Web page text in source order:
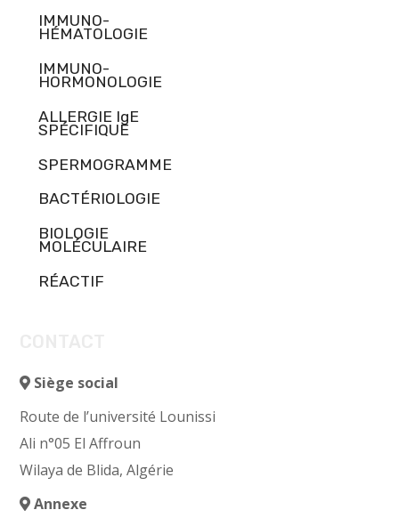
IMMUNO-
HÉMATOLOGIE
IMMUNO-
HORMONOLOGIE
ALLERGIE IgE
SPÉCIFIQUE
SPERMOGRAMME
BACTÉRIOLOGIE
BIOLOGIE
MOLÉCULAIRE
RÉACTIF
Siège social
Route de l’université Lounissi
Ali n°05 El Affroun
Wilaya de Blida, Algérie
Annexe